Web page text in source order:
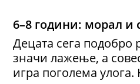
6–8 години: морал и
Децата сега подобро
значи лажење, а
игра поголема